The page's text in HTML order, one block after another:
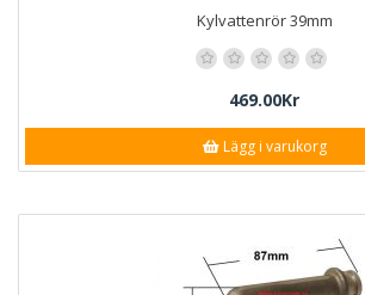
Kylvattenrör 39mm
469.00Kr
Lägg i varukorg